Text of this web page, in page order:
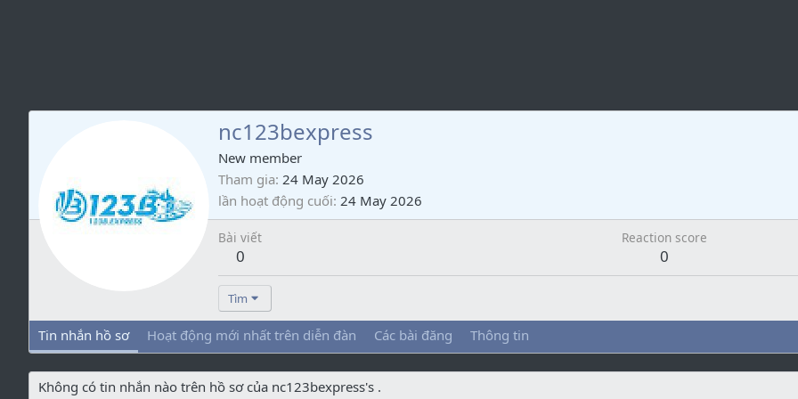
nc123bexpress
New member
Tham gia 24 May 2026
lần hoạt động cuối 24 May 2026
Bài viết
0
Reaction score
0
Tìm
Tin nhắn hồ sơ Hoạt động mới nhất trên diễn đàn Các bài đăng Thông tin
Không có tin nhắn nào trên hồ sơ của nc123bexpress's .